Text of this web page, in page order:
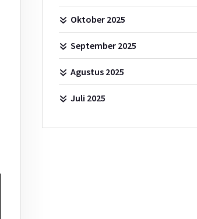
Oktober 2025
September 2025
Agustus 2025
Juli 2025